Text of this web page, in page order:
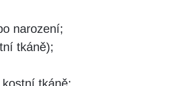
narození;
tkáně);